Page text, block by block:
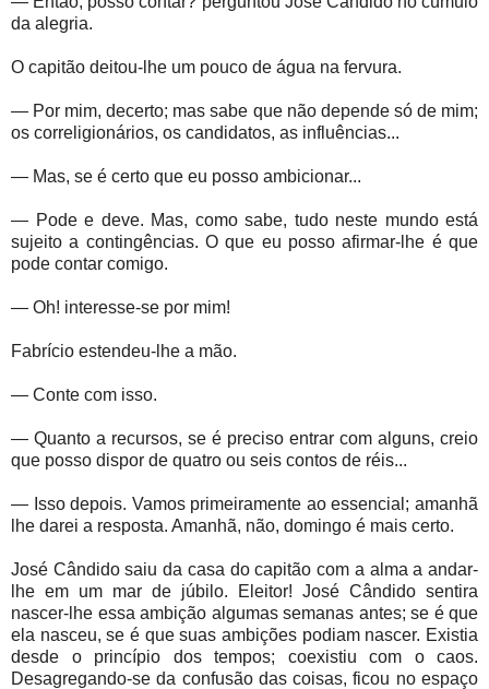
da alegria.
O capitão deitou-lhe um pouco de água na fervura.
— Por mim, decerto; mas sabe que não depende só de mim;
os correligionários, os candidatos, as influências...
— Mas, se é certo que eu posso ambicionar...
— Pode e deve. Mas, como sabe, tudo neste mundo está
sujeito a contingências. O que eu posso afirmar-lhe é que
pode contar comigo.
— Oh! interesse-se por mim!
Fabrício estendeu-lhe a mão.
— Conte com isso.
— Quanto a recursos, se é preciso entrar com alguns, creio
que posso dispor de quatro ou seis contos de réis...
— Isso depois. Vamos primeiramente ao essencial; amanhã
lhe darei a resposta. Amanhã, não, domingo é mais certo.
José Cândido saiu da casa do capitão com a alma a andar-
lhe em um mar de júbilo. Eleitor! José Cândido sentira
nascer-lhe essa ambição algumas semanas antes; se é que
ela nasceu, se é que suas ambições podiam nascer. Existia
desde o princípio dos tempos; coexistiu com o caos.
Desagregando-se da confusão das coisas, ficou no espaço